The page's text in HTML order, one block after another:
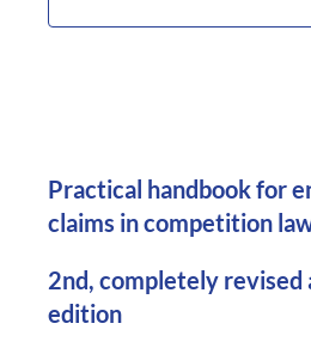
Practical handbook for
claims in competition
2nd, completely revised
edition